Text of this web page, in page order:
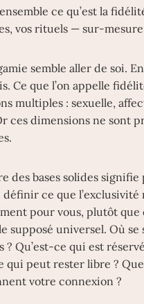
ce qu’est la
vos rituels — sur-
semble aller de soi.
Ce que l’on appelle
multiples : sexuelle,
ces dimensions ne sont
des bases solides
définir ce que l’exclusivité
pour vous, plutôt
supposé universel. Où se
? Qu’est-ce qui est
qui peut rester libre ?
votre connexion ?